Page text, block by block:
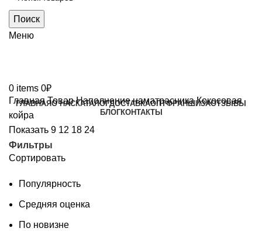
Поиск
Меню
0 items 0₽
ГЛАВНАЯО НАСКАТАЛОГДОСТАВКАОПТФРАНШИЗАОТЗЫВЫ
БЛОГКОНТАКТЫ
ГлавнаяТовар Наполнение наматрасникаКокосовая
койра
Показать 9 12 18 24
Фильтры
Сортировать
Популярность
Средняя оценка
По новизне